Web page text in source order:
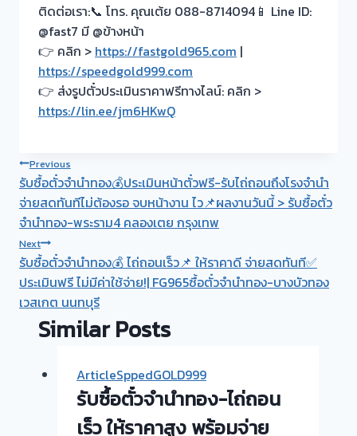
ติดต่อเรา:📞 โทร. คุณเต้ย 088-8714094📱 Line ID:
@fast7 มี @ข้างหน้า
👉 คลิก > https://fastgold965.com |
https://speedgold999.com
👉 ส่งรูปตั๋วประเมินราคาฟรีทางไลน์: คลิก >
https://lin.ee/jm6HKwQ
Post
navigation
Previous
รับซื้อตั๋วจำนำทอง💰ประเมินหน้าตั๋วฟรี-รับไถ่ถอนถึงโรงจำนำ
จ่ายสดทันทีไม่ต้องรอ จบหน้างาน ไว📌ผลงานวันนี้ > รับซื้อตั๋ว
จำนำทอง-พระราม4 คลองเตย กรุงเทพ
Next
รับซื้อตั๋วจำนำทอง💰 ไถ่ถอนเร็ว📌 ให้ราคาดี จ่ายสดทันที✅
ประเมินฟรี ไม่มีค่าใช้จ่าย!| FG965ซื้อตั๋วจำนำทอง-บางบัวทอง
เวสเกต นนทบุรี
Similar Posts
ArticleSppedGOLD999
รับซื้อตั๋วจำนำทอง-ไถ่ถอน
เร็ว ให้ราคาสูง พร้อมจ่าย